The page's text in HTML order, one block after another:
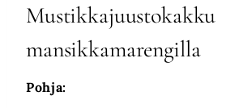
Mustikkajuustokakku
mansikkamarengilla
Pohja: